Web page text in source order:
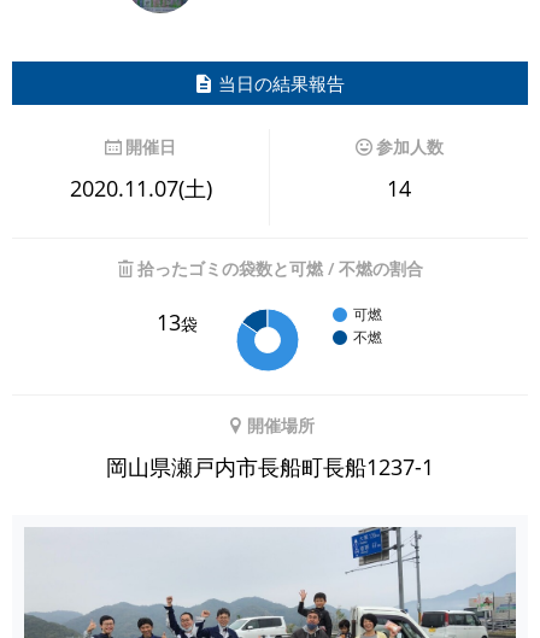
当日の結果報告
開催日
2020.11.07(土)
参加人数
14
拾ったゴミの袋数と可燃 / 不燃の割合
13袋
可燃
不燃
開催場所
岡山県瀬戸内市長船町長船1237-1